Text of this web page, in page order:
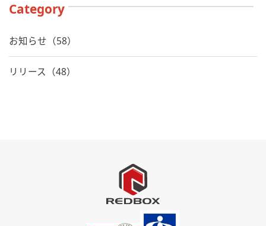
Category
お知らせ（58）
リリース（48）